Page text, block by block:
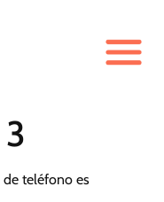
de teléfono es